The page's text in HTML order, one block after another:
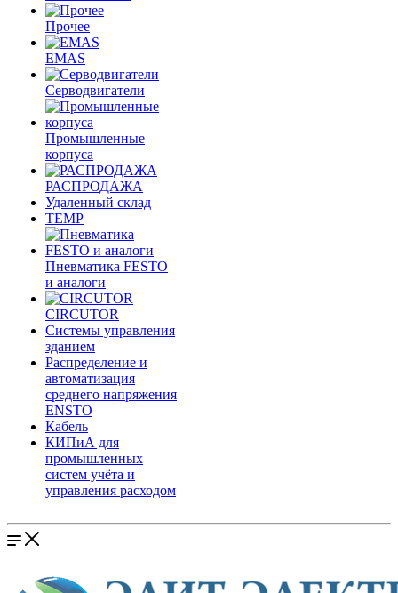
Прочее
EMAS
Cерводвигатели
Промышленные
корпуса
РАСПРОДАЖА
Удаленный склад
TEMP
Пневматика FESTO
и аналоги
CIRCUTOR
Системы управления
зданием
Распределение и
автоматизация
среднего напряжения
ENSTO
Кабель
КИПиА для
промышленных
систем учёта и
управления расходом